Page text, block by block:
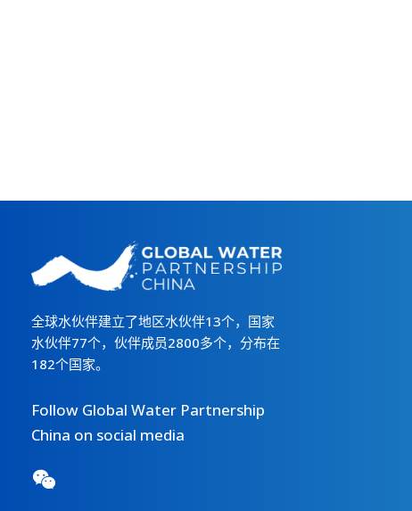
全球水伙伴建立了地区水伙伴13个，国家
水伙伴77个，伙伴成员2800多个，分布在
182个国家。
Follow Global Water Partnership
China on social media